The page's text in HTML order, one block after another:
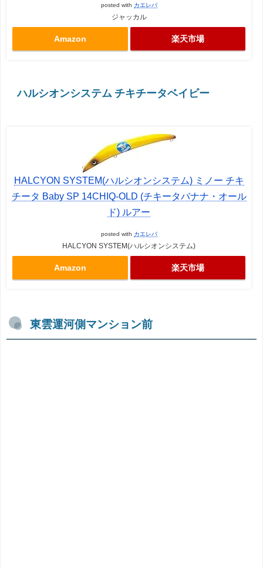
posted with カエレバ
ジャッカル
Amazon 楽天市場
ハルシオンシステム チキチータベイビー
HALCYON SYSTEM(ハルシオンシステム) ミノー チキ
チータ Baby SP 14CHIQ-OLD (チキータバナナ・オール
ド) ルアー
posted with カエレバ
HALCYON SYSTEM(ハルシオンシステム)
Amazon 楽天市場
東雲運河側マンション前